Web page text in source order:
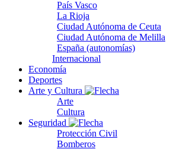
País Vasco
La Rioja
Ciudad Autónoma de Ceuta
Ciudad Autónoma de Melilla
España (autonomías)
Internacional
Economía
Deportes
Arte y Cultura
Arte
Cultura
Seguridad
Protección Civil
Bomberos